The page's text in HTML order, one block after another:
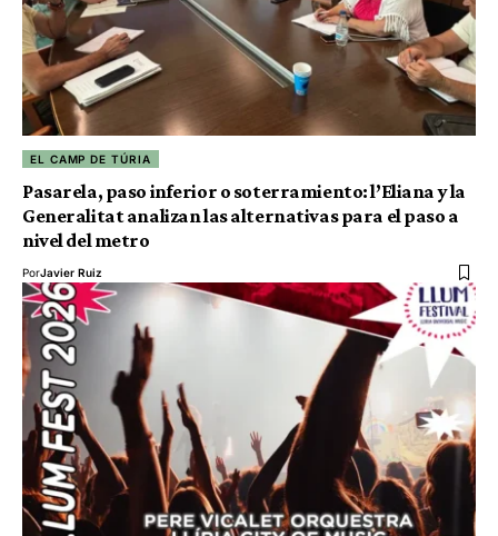
EL CAMP DE TÚRIA
Pasarela, paso inferior o soterramiento: l’Eliana y la
Generalitat analizan las alternativas para el paso a
nivel del metro
PorJavier Ruiz